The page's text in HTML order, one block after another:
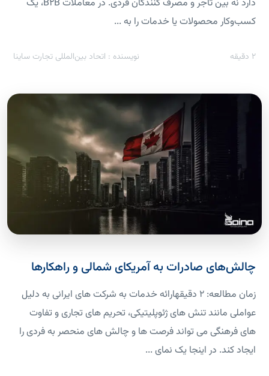
دارد نه بین تاجر و مصرف کنندگان فردی. در معاملات B2B، یک
کسب‌وکار محصولات یا خدمات را به ...
2 دقیقه نویسنده : اتحاد بین‌المللی تجارت ساینا
چالش‌های صادرات به آمریکای شمالی و راهکارها
زمان مطالعه: 2 دقیقهارائه خدمات به شرکت های ایرانی به دلیل
عواملی مانند تنش های ژئوپلیتیکی، تحریم های تجاری و تفاوت
های فرهنگی می تواند فرصت ها و چالش های منحصر به فردی را
ایجاد کند. در اینجا یک نمای ...